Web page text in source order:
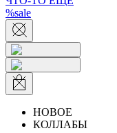
%sale
НОВОЕ
КОЛЛАБЫ